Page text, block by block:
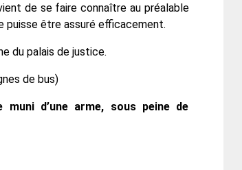
de se faire connaître au préalable
puisse être assuré efficacement.
du palais de justice.
de bus)
d’une arme, sous peine de